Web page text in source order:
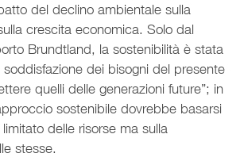
del declino ambientale sulla
crescita economica. Solo dal
Brundtland, la sostenibilità è stata
soddisfazione dei bisogni del presente
quelli delle generazioni future”; in
sostenibile dovrebbe basarsi
limitato delle risorse ma sulla
stesse.